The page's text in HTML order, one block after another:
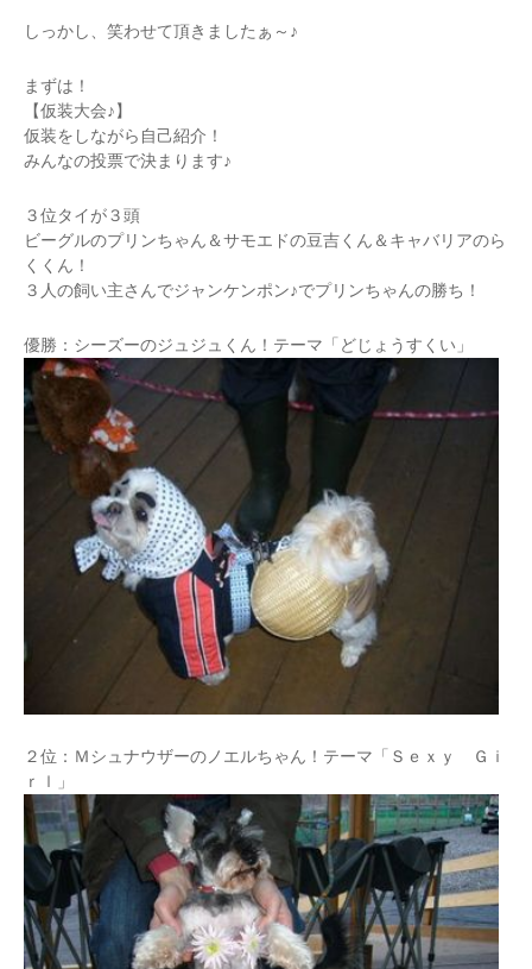
しっかし、笑わせて頂きましたぁ～♪
まずは！
【仮装大会♪】
仮装をしながら自己紹介！
みんなの投票で決まります♪
３位タイが３頭
ビーグルのプリンちゃん＆サモエドの豆吉くん＆キャバリアのら
くくん！
３人の飼い主さんでジャンケンポン♪でプリンちゃんの勝ち！
優勝：シーズーのジュジュくん！テーマ「どじょうすくい」
２位：Ｍシュナウザーのノエルちゃん！テーマ「Ｓｅｘｙ Ｇｉ
ｒｌ」